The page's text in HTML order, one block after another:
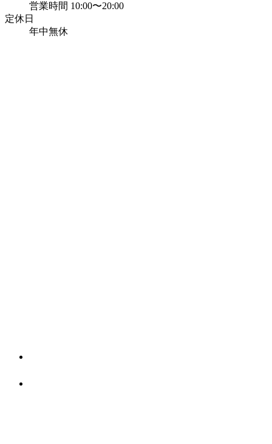
営業時間 10:00〜20:00
定休日
年中無休